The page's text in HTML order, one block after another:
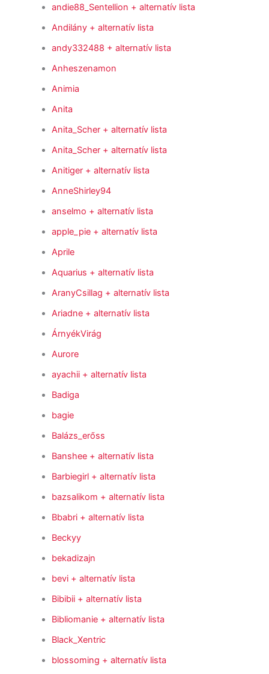
andie88_Sentellion + alternatív lista
Andilány + alternatív lista
andy332488 + alternatív lista
Anheszenamon
Animia
Anita
Anita_Scher + alternatív lista
Anita_Scher + alternatív lista
Anitiger + alternatív lista
AnneShirley94
anselmo + alternatív lista
apple_pie + alternatív lista
Aprile
Aquarius + alternatív lista
AranyCsillag + alternatív lista
Ariadne + alternatív lista
ÁrnyékVirág
Aurore
ayachii + alternatív lista
Badiga
bagie
Balázs_erőss
Banshee + alternatív lista
Barbiegirl + alternatív lista
bazsalikom + alternatív lista
Bbabri + alternatív lista
Beckyy
bekadizajn
bevi + alternatív lista
Bibibii + alternatív lista
Bibliomanie + alternatív lista
Black_Xentric
blossoming + alternatív lista